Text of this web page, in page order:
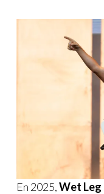
En 2025,Wet Leg